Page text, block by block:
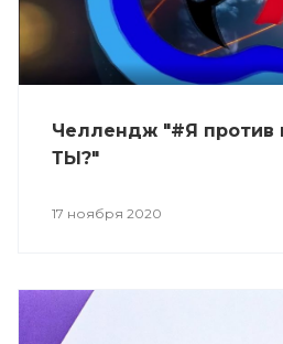
Челлендж "#Я против
ТЫ?"
17 ноября 2020